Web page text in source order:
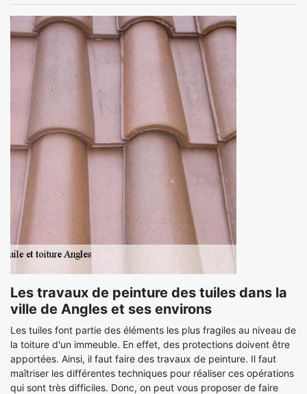
Les travaux de peinture des tuiles dans la
ville de Angles et ses environs
Les tuiles font partie des éléments les plus fragiles au niveau de
la toiture d'un immeuble. En effet, des protections doivent être
apportées. Ainsi, il faut faire des travaux de peinture. Il faut
maîtriser les différentes techniques pour réaliser ces opérations
qui sont très difficiles. Donc, on peut vous proposer de faire